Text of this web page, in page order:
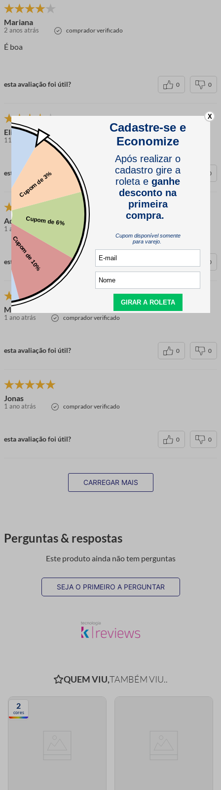
Mariana
2 anos atrás comprador verificado
É boa
esta avaliação foi útil? 0 0
Elisangela F.
11 meses atrás comprador verificado
esta avaliação foi útil? 0 0
Adriana
1 ano atrás comprador verificado
esta avaliação foi útil? 0
Maria
1 ano atrás comprador verificado
esta avaliação foi útil? 0 0
Jonas
1 ano atrás comprador verificado
esta avaliação foi útil? 0 0
CARREGAR MAIS
Perguntas & respostas
Este produto ainda não tem perguntas
SEJA O PRIMEIRO A PERGUNTAR
QUEM VIU,TAMBÉM VIU..
2
cores
X